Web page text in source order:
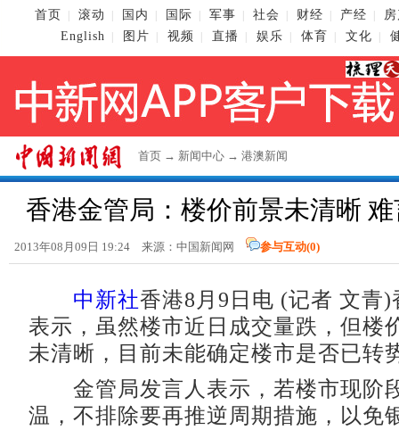
首页 滚动 国内 国际 军事 社会 财经 产经
English
图片 视频 直播 娱乐 体育 文化
首页 → 新闻中心 → 港澳新闻
香港金管局：楼价前景未清晰
2013年08月09日 19:24 来源： 中国新闻网 参与互动(0)
中新社香港8月9日电 (记者 文青)
表示，虽然楼市近日成交量跌，但楼
未清晰，目前未能确定楼市是否已转
金管局发言人表示，若楼市现阶
温，不排除要再推逆周期措施，以免